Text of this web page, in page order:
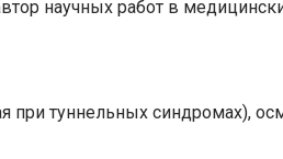
научных работ в
при туннельных синдромах),